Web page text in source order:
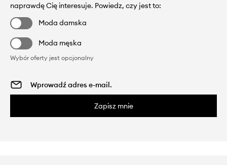
naprawdę Cię interesuje. Powiedz, czy jest to:
Moda damska
Moda męska
Wybór oferty jest opcjonalny
Zapisz mnie